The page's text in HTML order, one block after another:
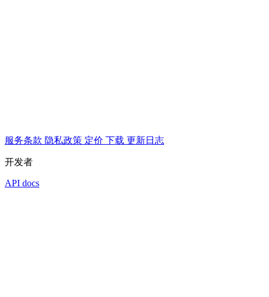
服务条款 隐私政策 定价 下载 更新日志
开发者
API docs